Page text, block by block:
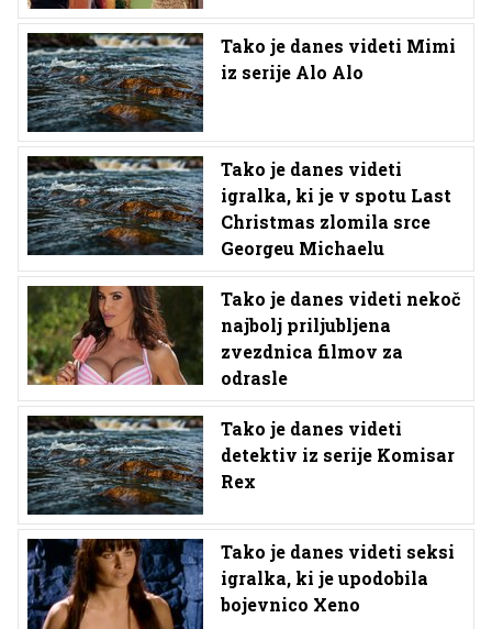
Tako je danes videti Mimi
iz serije Alo Alo
Tako je danes videti
igralka, ki je v spotu Last
Christmas zlomila srce
Georgeu Michaelu
Tako je danes videti nekoč
najbolj priljubljena
zvezdnica filmov za
odrasle
Tako je danes videti
detektiv iz serije Komisar
Rex
Tako je danes videti seksi
igralka, ki je upodobila
bojevnico Xeno